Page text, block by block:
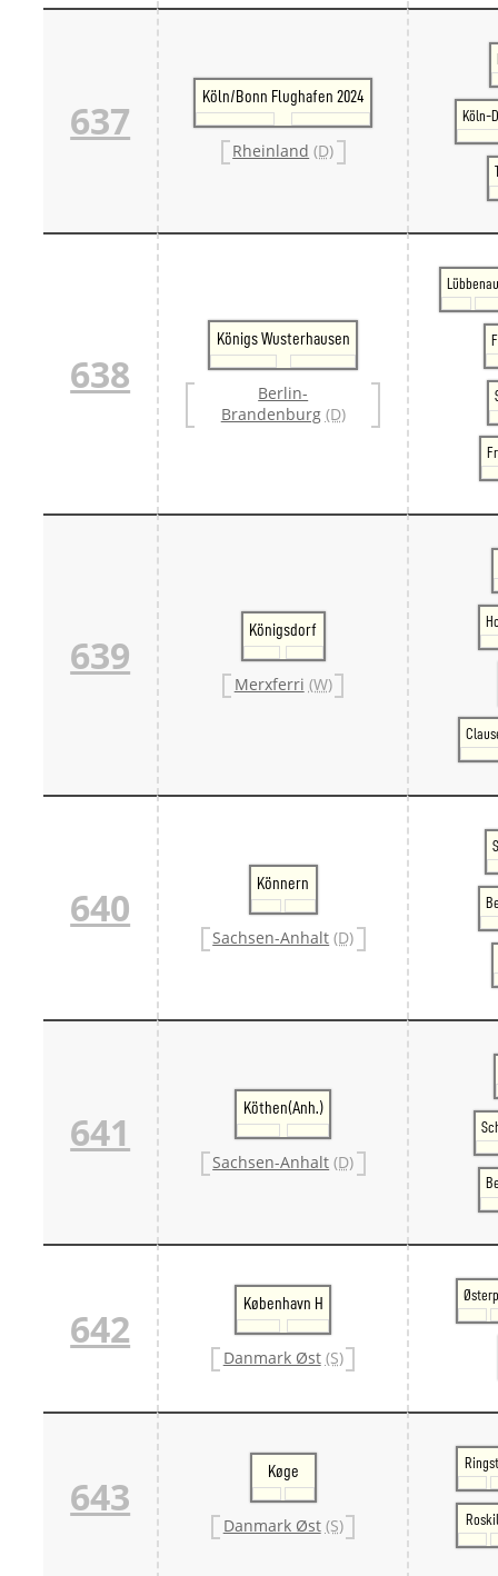
637
Köln/Bonn Flughafen 2024
Rheinland (D)
Köln-
638
Königs Wusterhausen
Berlin-
Brandenburg (D)
639
Königsdorf
Merxferri (W)
640
Könnern
Sachsen-Anhalt (D)
641
Köthen(Anh.)
Sachsen-Anhalt (D)
642
København H
Danmark Øst (S)
643
Køge
Danmark Øst (S)